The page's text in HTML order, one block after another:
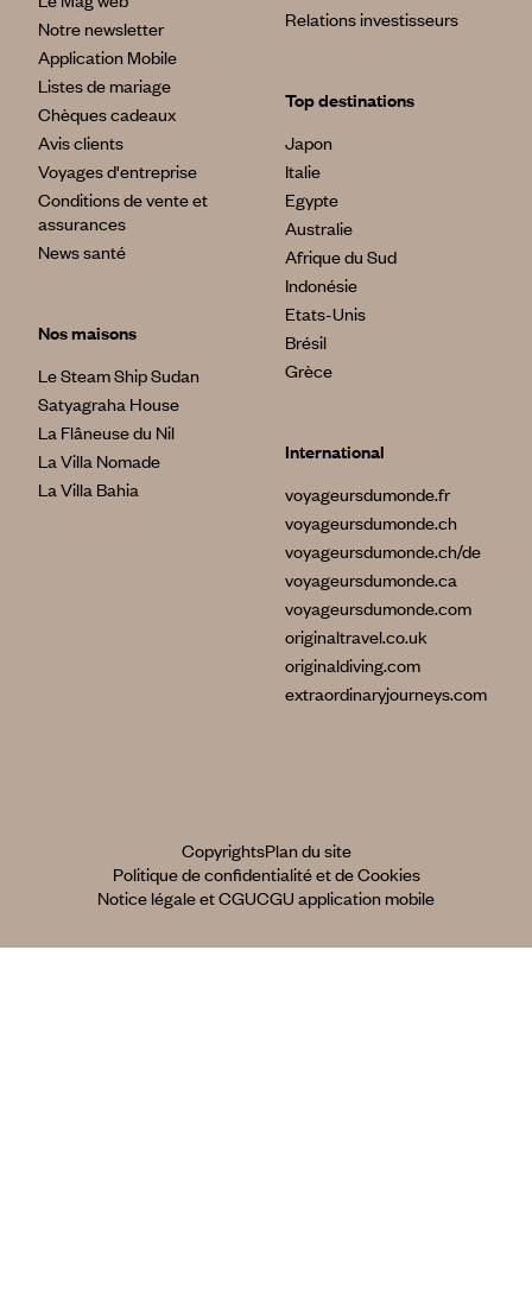
Notre newsletter
Application Mobile
Listes de mariage
Chèques cadeaux
Avis clients
Voyages d'entreprise
Conditions de vente et
assurances
News santé
Nos maisons
Le Steam Ship Sudan
Satyagraha House
La Flâneuse du Nil
La Villa Nomade
La Villa Bahia
Relations investisseurs
Top destinations
Japon
Italie
Egypte
Australie
Afrique du Sud
Indonésie
Etats-Unis
Brésil
Grèce
International
voyageursdumonde.fr
voyageursdumonde.ch
voyageursdumonde.ch/de
voyageursdumonde.ca
voyageursdumonde.com
originaltravel.co.uk
originaldiving.com
extraordinaryjourneys.com
CopyrightsPlan du site
Politique de confidentialité et de Cookies
Notice légale et CGUCGU application mobile